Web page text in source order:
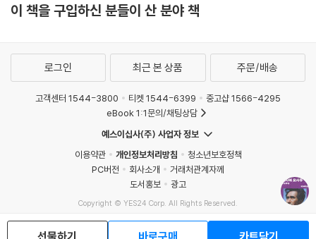
좋은 시 한 구절이다. 봄, 여름, 겨울이 함께 들어 있을, 시인 다자이의 그 비
밀스러운 노트가 몹시 궁금해진다.
1942년 발표. 한 여성이 전차 역에서 누군가를, 무언가를 하염없이 기다린
고 초조해진다. 기다린다는 즐거운 설렘과 불안한 긴장감이 팽팽하다.
1947년 발표 후 다자이 수상집에 처음 수록되기도 했다. 꿈은 현실보다 더
현실성을 띤다. 그럴 때가 있다. 현실과 환상을 오가는 또 다른 현실 세계가
이 책을 구입하신 분들이 산 분야 책
선물하기 바로구매 카트담기
로그인 최근 본 상품 주문/배송
고객센터 1544-3800 티켓 1544-6399
중고샵 1566-4295
eBook 1:1문의/채팅상담
예스이십사(주) 사업자 정보
이용약관
개인정보처리방침
청소년보호정책
PC버전
회사소개
거래처관계자께
도서홍보
광고
Copyright © YES24 Corp. All Rights Reserved.